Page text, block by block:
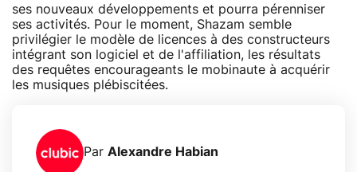
ses nouveaux développements et pourra pérenniser
ses activités. Pour le moment, Shazam semble
privilégier le modèle de licences à des constructeurs
intégrant son logiciel et de l'affiliation, les résultats
des requêtes encourageants le mobinaute à acquérir
les musiques plébiscitées.
Par Alexandre Habian